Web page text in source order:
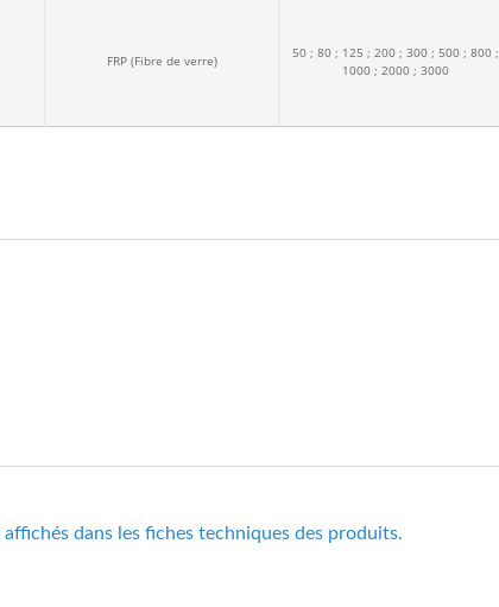
FRP (Fibre de verre)
50 ; 80 ; 125 ; 200 ; 300 ; 500 ; 800 ;
1000 ; 2000 ; 3000
dans les fiches techniques des produits.